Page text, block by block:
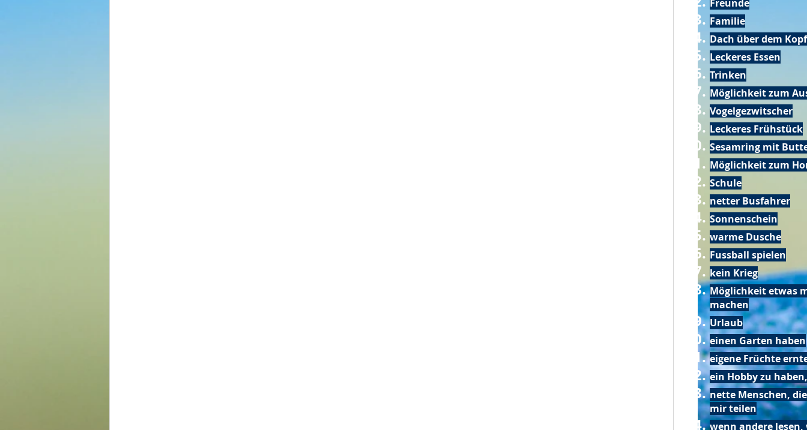
Freunde
Familie
Dach über dem Kopf
Leckeres Essen
Trinken
Möglichkeit zum
Vogelgezwitscher
Leckeres Frühstück
Sesamring mit
Möglichkeit zum
Schule
netter Busfahrer
Sonnenschein
warme Dusche
Fussball spielen
kein Krieg
Möglichkeit etwas
machen
Urlaub
einen Garten haben
eigene Früchte
ein Hobby zu
nette Menschen,
mir teilen
wenn andere lesen,